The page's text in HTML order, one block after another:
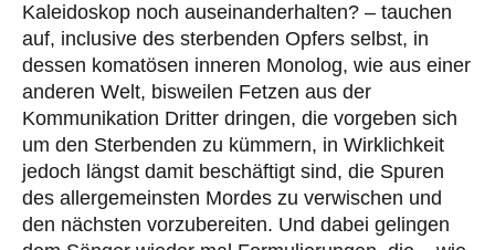
Kaleidoskop noch auseinanderhalten? – tauchen
auf, inclusive des sterbenden Opfers selbst, in
dessen komatösen inneren Monolog, wie aus einer
anderen Welt, bisweilen Fetzen aus der
Kommunikation Dritter dringen, die vorgeben sich
um den Sterbenden zu kümmern, in Wirklichkeit
jedoch längst damit beschäftigt sind, die Spuren
des allergemeinsten Mordes zu verwischen und
den nächsten vorzubereiten. Und dabei gelingen